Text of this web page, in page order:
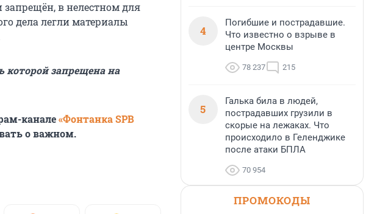
в нелестном для
дела легли материалы
которой запрещена на
канале«Фонтанка SPB
о важном.
4
Погибшие и пострадавшие.
Что известно о взрыве в
центре Москвы
78 237 215
5
Галька била в людей,
пострадавших грузили в
скорые на лежаках. Что
происходило в Геленджике
после атаки БПЛА
70 954
ПРОМОКОДЫ